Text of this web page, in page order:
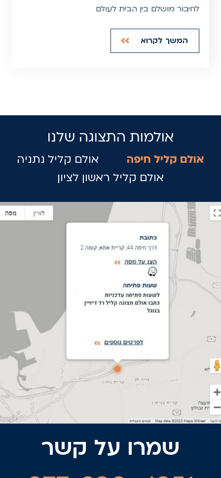
לחיבור מושלם בין הבית לעולם
המשך לקרוא
אולמות התצוגה שלנו
אולם קליל חיפה
אולם קליל נתניה
אולם קליל ראשון לציון
שמרו על קשר